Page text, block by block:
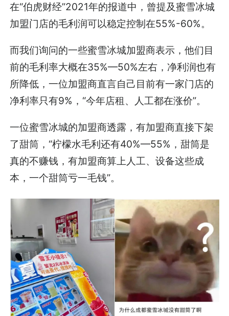
在“伯虎财经”2021年的报道中，曾提及蜜雪冰城
加盟门店的毛利润可以稳定控制在55%-60%。
而我们询问的一些蜜雪冰城加盟商表示，他们目
前的毛利率大概在35%—50%左右，净利润也有
所降低，一位加盟商直言自己目前有一家门店的
净利率只有9%，“今年店租、人工都在涨价”。
一位蜜雪冰城的加盟商透露，有加盟商直接下架
了甜筒，“柠檬水毛利还有40%—55%，甜筒是
真的不赚钱，有加盟商算上人工、设备这些成
本，一个甜筒亏一毛钱”。